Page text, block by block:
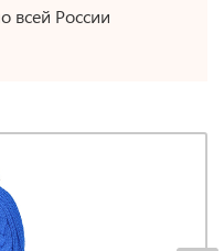
всей России